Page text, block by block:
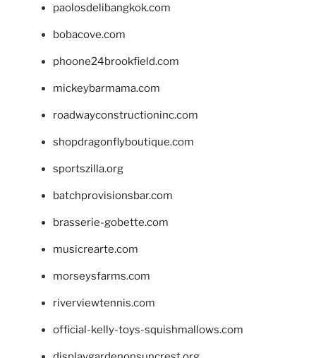
paolosdelibangkok.com
bobacove.com
phoone24brookfield.com
mickeybarmama.com
roadwayconstructioninc.com
shopdragonflyboutique.com
sportszilla.org
batchprovisionsbar.com
brasserie-gobette.com
musicrearte.com
morseysfarms.com
riverviewtennis.com
official-kelly-toys-squishmallows.com